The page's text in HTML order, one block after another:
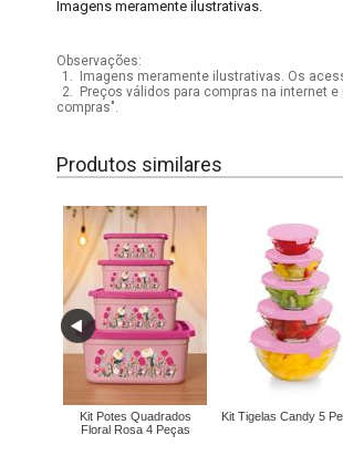
Imagens meramente ilustrativas.
Observações:
1.
Imagens meramente ilustrativas. Os
2.
Preços válidos para compras na internet
compras".
Produtos similares
Kit Potes Quadrados
Floral Rosa 4 Peças
Kit Tigelas Candy 5